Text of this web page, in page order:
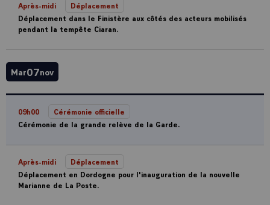
Après-midi
Déplacement
Déplacement dans le Finistère aux côtés des acteurs mobilisés
pendant la tempête Ciaran.
Mar07nov
09h00
Cérémonie officielle
Cérémonie de la grande relève de la Garde.
Après-midi
Déplacement
Déplacement en Dordogne pour l'inauguration de la nouvelle
Marianne de La Poste.